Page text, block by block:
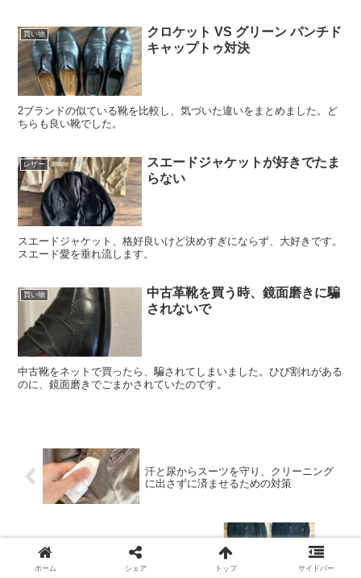
買い物
クロケット VS グリーン パンチド
キャップトゥ対決
2ブランドの似ている靴を比較し、気づいた違いをまとめました。ど
ちらも良い靴でした。
レザー
スエードジャケットが好きでたま
らない
スエードジャケット、格好良いけど決めすぎにならず、大好きです。
スエード愛を垂れ流します。
買い物
中古革靴を買う時、鏡面磨きに騙
されないで
中古靴をネットで買ったら、騙されてしまいました。ひび割れがある
のに、鏡面磨きでごまかされていたのです。
汗と尿からスーツを守り、クリーニング
に出さずに済ませるための対策
スエードのテーラードジャケットという
提案
ホーム シェア トップ サイドバー